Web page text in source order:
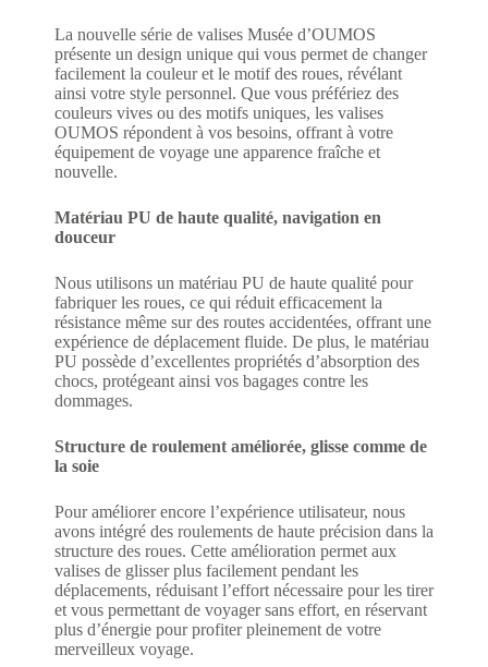
La nouvelle série de valises Musée d’OUMOS
présente un design unique qui vous permet de changer
facilement la couleur et le motif des roues, révélant
ainsi votre style personnel. Que vous préfériez des
couleurs vives ou des motifs uniques, les valises
OUMOS répondent à vos besoins, offrant à votre
équipement de voyage une apparence fraîche et
nouvelle.
Matériau PU de haute qualité, navigation en
douceur
Nous utilisons un matériau PU de haute qualité pour
fabriquer les roues, ce qui réduit efficacement la
résistance même sur des routes accidentées, offrant une
expérience de déplacement fluide. De plus, le matériau
PU possède d’excellentes propriétés d’absorption des
chocs, protégeant ainsi vos bagages contre les
dommages.
Structure de roulement améliorée, glisse comme de
la soie
Pour améliorer encore l’expérience utilisateur, nous
avons intégré des roulements de haute précision dans la
structure des roues. Cette amélioration permet aux
valises de glisser plus facilement pendant les
déplacements, réduisant l’effort nécessaire pour les tirer
et vous permettant de voyager sans effort, en réservant
plus d’énergie pour profiter pleinement de votre
merveilleux voyage.